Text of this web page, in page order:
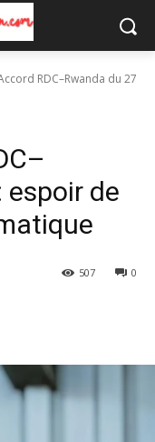
RDC–Rwanda du 27
espoir de
0
507